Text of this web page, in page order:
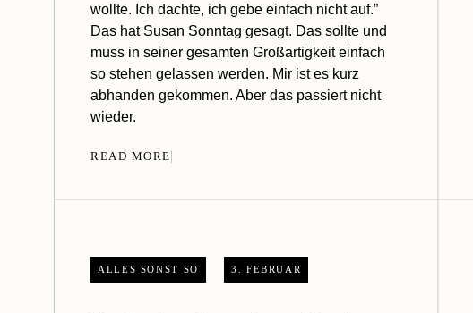
wollte. Ich dachte, ich gebe einfach nicht auf.”
Das hat Susan Sonntag gesagt. Das sollte und
muss in seiner gesamten Großartigkeit einfach
so stehen gelassen werden. Mir ist es kurz
abhanden gekommen. Aber das passiert nicht
wieder.
READ MORE
3. FEBRUAR
ALLES SONST SO